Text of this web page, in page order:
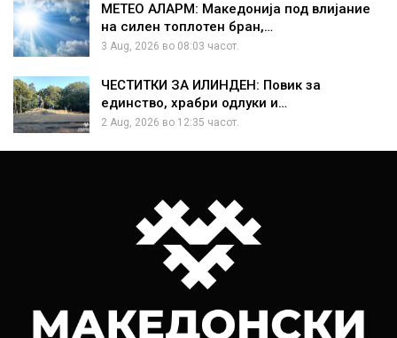
МЕТЕО АЛАРМ: Македонија под влијание
на силен топлотен бран,…
3 Aug, 2026 во 08:03 часот.
ЧЕСТИТКИ ЗА ИЛИНДЕН: Повик за
единство, храбри одлуки и…
2 Aug, 2026 во 12:35 часот.